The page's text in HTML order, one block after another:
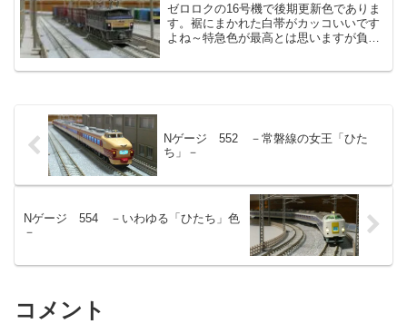
ゼロロクの16号機で後期更新色でありま
す。裾にまかれた白帯がカッコいいです
よね～特急色が最高とは思いますが負け
Nゲージ 552 －常磐線の女王「ひた
ち」－
Nゲージ 554 －いわゆる「ひたち」色
－
コメント